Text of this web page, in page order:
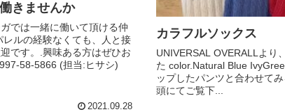
きませんか
では一緒に働いて頂ける仲
ルの経験なくても、人と接
です。.興味ある方はぜひお
58-5866 (担当:ヒサシ)
2021.09.28
カラフルソックス
UNIVERSAL OVERALLより
た color.Natural Blue
ップしたパンツと合わせて
頭にてご覧下...